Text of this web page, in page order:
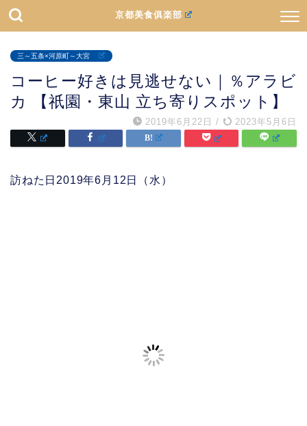
京都美食俱楽部
三～五条×河原町～大宮
コーヒー好きは見逃せない｜％アラビ
カ 【祇園・東山 立ち寄りスポット】
2019年6月22日 / 2023年5月6日
訪ねた日2019年6月12日（水）